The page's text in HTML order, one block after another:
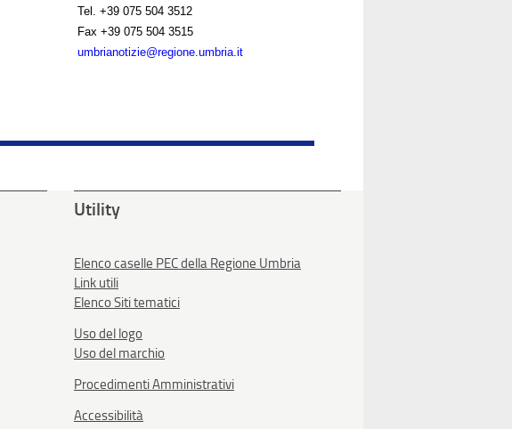
Tel. +39 075 504 3512
Fax +39 075 504 3515
umbrianotizie@regione.umbria.it
Utility
Elenco caselle PEC della Regione Umbria
Link utili
Elenco Siti tematici
Uso del logo
Uso del marchio
Procedimenti Amministrativi
Accessibilità